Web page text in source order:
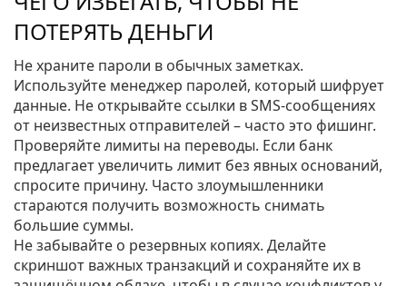
ПОТЕРЯТЬ ДЕНЬГИ
Не храните пароли в обычных заметках.
Используйте менеджер паролей, который шифрует
данные. Не открывайте ссылки в SMS‑сообщениях
от неизвестных отправителей – часто это фишинг.
Проверяйте лимиты на переводы. Если банк
предлагает увеличить лимит без явных оснований,
спросите причину. Часто злоумышленники
стараются получить возможность снимать
большие суммы.
Не забывайте о резервных копиях. Делайте
скриншот важных транзакций и сохраняйте их в